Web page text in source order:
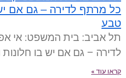
כל מרתף לדירה – גם אם
טבע
תל אביב: בית המשפט: אי
לדירה – גם אם יש בו חלונות
קראו עוד »